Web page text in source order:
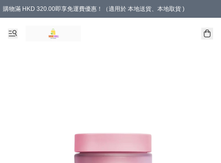
購物滿 HKD 320.00即享免運費優惠！（適用於 本地送貨、本地取貨 )